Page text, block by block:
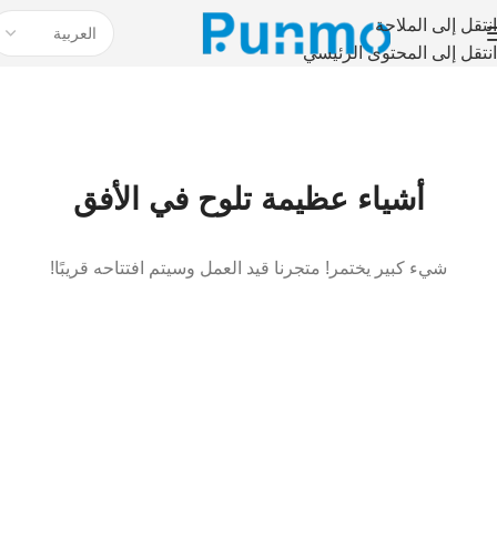
انتقل إلى الملاحة
انتقل إلى المحتوى الرئيسي
أشياء عظيمة تلوح في الأفق
شيء كبير يختمر! متجرنا قيد العمل وسيتم افتتاحه قريبًا!